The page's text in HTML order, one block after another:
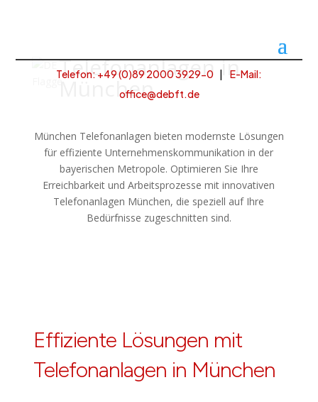
Telefon: +49 (0)89 2000 3929-0 | E-Mail:
office@debft.de
Telefonanlagen in
München
München Telefonanlagen bieten modernste Lösungen
für effiziente Unternehmenskommunikation in der
bayerischen Metropole. Optimieren Sie Ihre
Erreichbarkeit und Arbeitsprozesse mit innovativen
Telefonanlagen München, die speziell auf Ihre
Bedürfnisse zugeschnitten sind.
Effiziente Lösungen mit
Telefonanlagen in München